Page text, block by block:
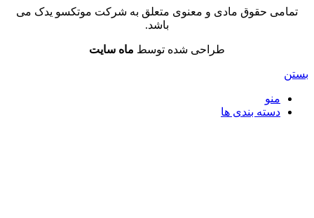
تمامی حقوق مادی و معنوی متعلق به شرکت موتکسو یدک می
باشد.
طراحی شده توسط ماه سایت
بستن
منو
دسته بندی ها